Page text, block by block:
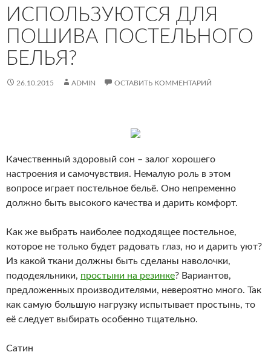
ИСПОЛЬЗУЮТСЯ ДЛЯ
ПОШИВА ПОСТЕЛЬНОГО
БЕЛЬЯ?
26.10.2015 ADMIN ОСТАВИТЬ КОММЕНТАРИЙ
Качественный здоровый сон – залог хорошего
настроения и самочувствия. Немалую роль в этом
вопросе играет постельное бельё. Оно непременно
должно быть высокого качества и дарить комфорт.
Как же выбрать наиболее подходящее постельное,
которое не только будет радовать глаз, но и дарить уют?
Из какой ткани должны быть сделаны наволочки,
пододеяльники, простыни на резинке? Вариантов,
предложенных производителями, невероятно много. Так
как самую большую нагрузку испытывает простынь, то
её следует выбирать особенно тщательно.
Сатин